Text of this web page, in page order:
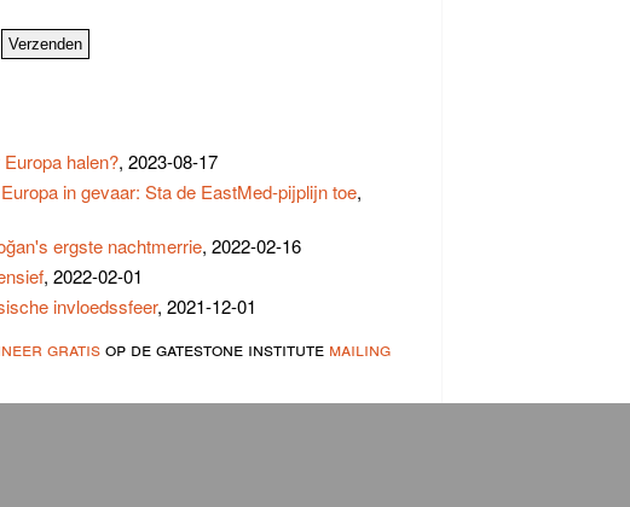
halen?, 2023-08-17
in gevaar: Sta de EastMed-pijplijn toe,
ergste nachtmerrie, 2022-02-16
, 2022-02-01
invloedssfeer, 2021-12-01
gratisop de gatestone institute mailing